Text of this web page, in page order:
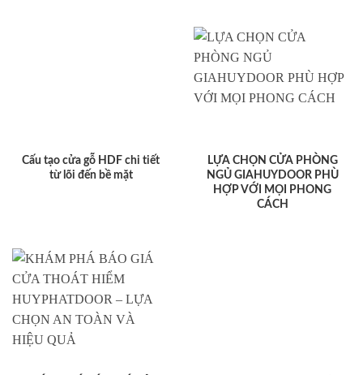
Cấu tạo cửa gỗ HDF chi tiết
từ lõi đến bề mặt
LỰA CHỌN CỬA PHÒNG
NGỦ GIAHUYDOOR PHÙ
HỢP VỚI MỌI PHONG
CÁCH